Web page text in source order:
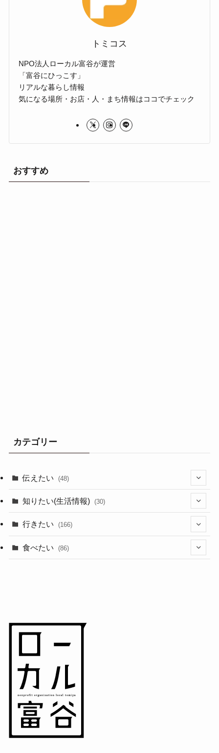
トミコス
NPO法人ローカル富谷が運営
「富谷にひっこす」
リアルな暮らし情報
気になる場所・お店・人・まち情報はココでチェック
おすすめ
カテゴリー
伝えたい (48)
(44)
(1)
知りたい(生活情報) (30)
(10)
(11)
行きたい (166)
(18)
食べたい (86)